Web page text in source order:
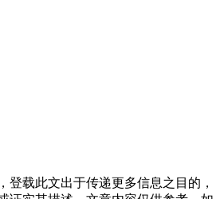
登载此文出于传递更多信息之目的，